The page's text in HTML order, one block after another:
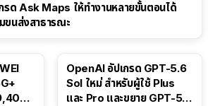
ด Ask Maps ให้ทำงานหลายขั้นตอนได้
ขนส่งสาธารณะ
OpenAI อัปเกรด GPT-5.6
Sol ใหม่ สำหรับผู้ใช้ Plus
และ Pro และขยาย GPT-5.6